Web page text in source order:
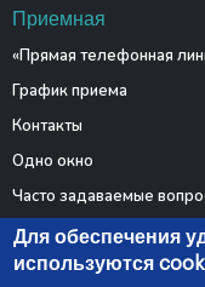
Приемная
«Прямая телефонная
График приема
Контакты
Одно окно
Часто задаваемые
Электронные обращения
Для обеспечения
используются